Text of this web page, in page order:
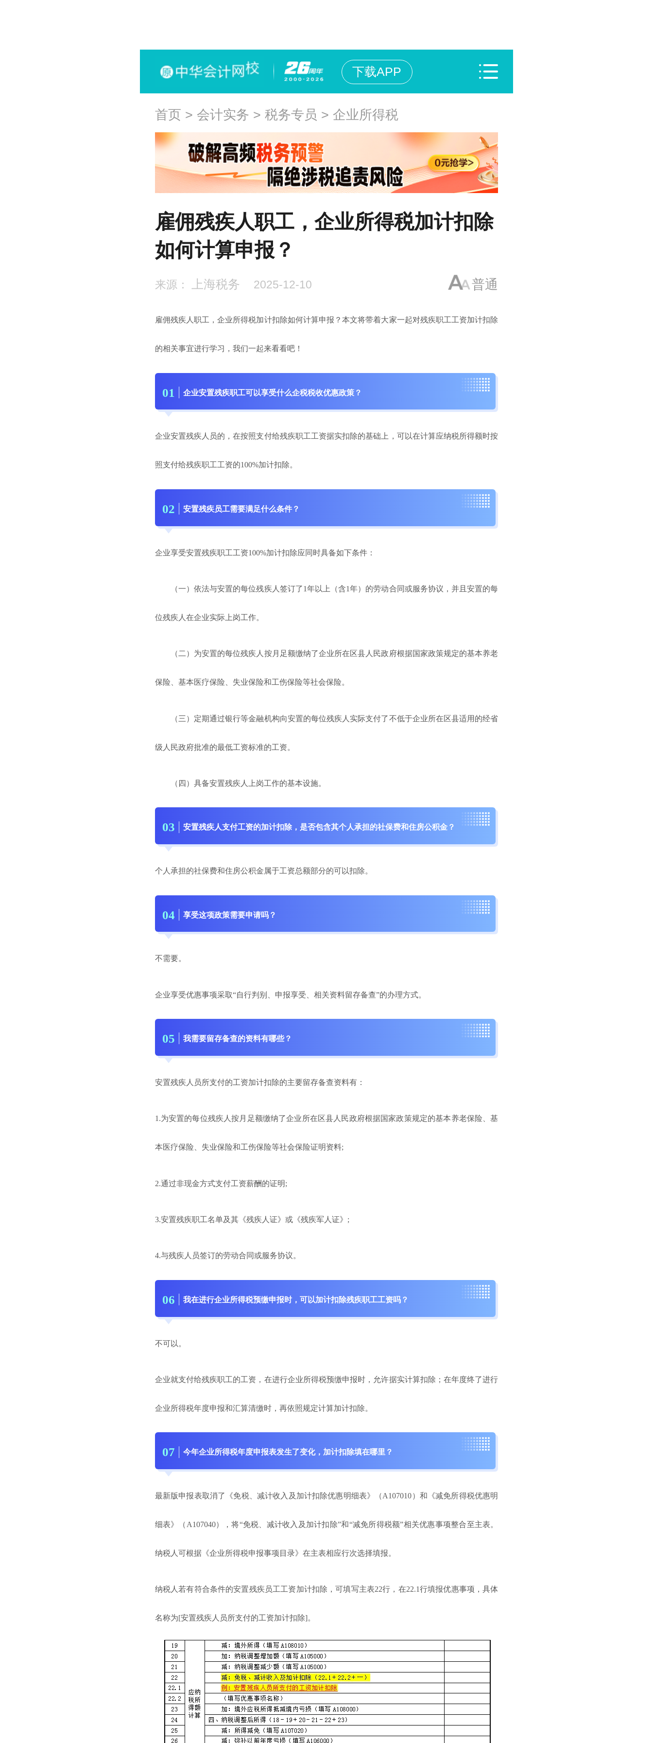
下载APP
首页 > 会计实务 > 税务专员 > 企业所得税
雇佣残疾人职工，企业所得税加计扣除
如何计算申报？
来源： 上海税务 2025-12-10 普通
雇佣残疾人职工，企业所得税加计扣除如何计算申报？本文将带着大家一起对残疾职工工资加计扣除
的相关事宜进行学习，我们一起来看看吧！
01 企业安置残疾职工可以享受什么企税税收优惠政策？
企业安置残疾人员的，在按照支付给残疾职工工资据实扣除的基础上，可以在计算应纳税所得额时按
照支付给残疾职工工资的100%加计扣除。
02 安置残疾员工需要满足什么条件？
企业享受安置残疾职工工资100%加计扣除应同时具备如下条件：
（一）依法与安置的每位残疾人签订了1年以上（含1年）的劳动合同或服务协议，并且安置的每
位残疾人在企业实际上岗工作。
（二）为安置的每位残疾人按月足额缴纳了企业所在区县人民政府根据国家政策规定的基本养老
保险、基本医疗保险、失业保险和工伤保险等社会保险。
（三）定期通过银行等金融机构向安置的每位残疾人实际支付了不低于企业所在区县适用的经省
级人民政府批准的最低工资标准的工资。
（四）具备安置残疾人上岗工作的基本设施。
03 安置残疾人支付工资的加计扣除，是否包含其个人承担的社保费和住房公积金？
个人承担的社保费和住房公积金属于工资总额部分的可以扣除。
04 享受这项政策需要申请吗？
不需要。
企业享受优惠事项采取“自行判别、申报享受、相关资料留存备查”的办理方式。
05 我需要留存备查的资料有哪些？
安置残疾人员所支付的工资加计扣除的主要留存备查资料有：
1.为安置的每位残疾人按月足额缴纳了企业所在区县人民政府根据国家政策规定的基本养老保险、基
本医疗保险、失业保险和工伤保险等社会保险证明资料;
2.通过非现金方式支付工资薪酬的证明;
3.安置残疾职工名单及其《残疾人证》或《残疾军人证》;
4.与残疾人员签订的劳动合同或服务协议。
06 我在进行企业所得税预缴申报时，可以加计扣除残疾职工工资吗？
不可以。
企业就支付给残疾职工的工资，在进行企业所得税预缴申报时，允许据实计算扣除；在年度终了进行
企业所得税年度申报和汇算清缴时，再依照规定计算加计扣除。
07 今年企业所得税年度申报表发生了变化，加计扣除填在哪里？
最新版申报表取消了《免税、减计收入及加计扣除优惠明细表》（A107010）和《减免所得税优惠明
细表》（A107040），将“免税、减计收入及加计扣除”和“减免所得税额”相关优惠事项整合至主表。
纳税人可根据《企业所得税申报事项目录》在主表相应行次选择填报。
纳税人若有符合条件的安置残疾员工工资加计扣除，可填写主表22行，在22.1行填报优惠事项，具体
名称为[安置残疾人员所支付的工资加计扣除]。